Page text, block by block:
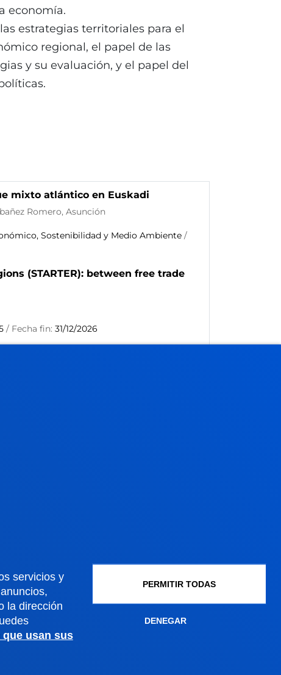
servicios y
la dirección
usan sus
PERMITIR TODAS
DENEGAR
economía.
estrategias territoriales para el
regional, el papel de las
y su evaluación, y el papel del
mixto atlántico en Euskadi
Romero, Asunción
Sostenibilidad y Medio Ambiente /
(STARTER): between free trade
/ Fecha fin: 31/12/2026
Gestiones académicas
Sede Madrid